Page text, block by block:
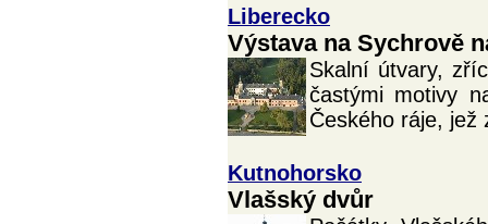
Liberecko
Výstava na Sychrově
Skalní útvary,
častými motivy
Českého ráje, jež
Kutnohorsko
Vlašský dvůr